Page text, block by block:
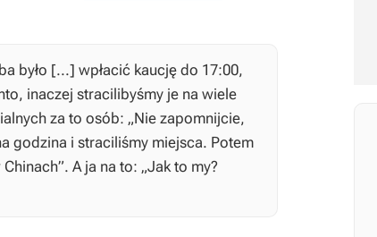
było [...] wpłacić kaucję do 17:00,
inaczej stracilibyśmy je na wiele
za to osób: „Nie zapomnijcie,
godzina i straciliśmy miejsca. Potem
A ja na to: „Jak to my?